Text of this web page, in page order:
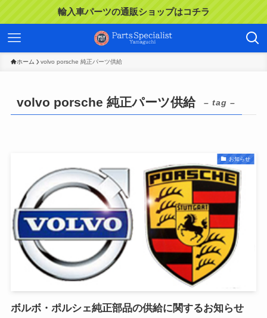
輸入車パーツの通販ショップはコチラ
ホーム volvo porsche 純正パーツ供給
volvo porsche 純正パーツ供給 – tag –
お知らせ
ボルボ・ポルシェ純正部品の供給に関するお知らせ